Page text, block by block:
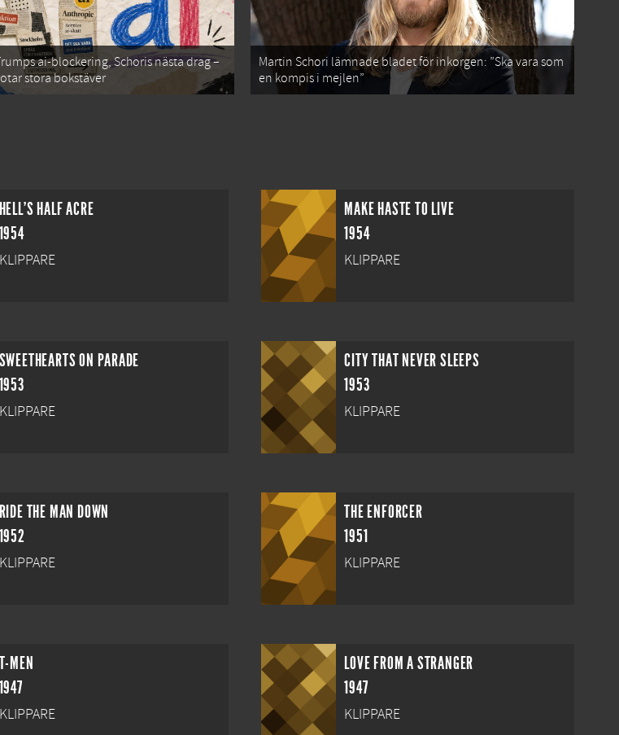
ai-blockering, Schoris nästa drag –
stora bokstäver
Martin Schori lämnade bladet för inkorgen: ”Ska vara som
en kompis i mejlen”
HELL'S HALF ACRE
1954
KLIPPARE
MAKE HASTE TO LIVE
1954
KLIPPARE
SWEETHEARTS ON PARADE
1953
KLIPPARE
CITY THAT NEVER SLEEPS
1953
KLIPPARE
RIDE THE MAN DOWN
1952
KLIPPARE
THE ENFORCER
1951
KLIPPARE
T-MEN
1947
KLIPPARE
LOVE FROM A STRANGER
1947
KLIPPARE